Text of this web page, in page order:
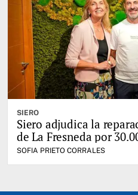
SIERO
Siero adjudica la
de La Fresneda por
SOFIA PRIETO CORRALES